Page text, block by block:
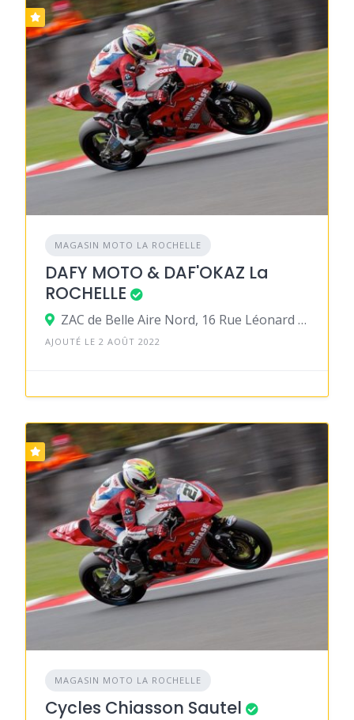
MAGASIN MOTO LA ROCHELLE
DAFY MOTO & DAF'OKAZ La
ROCHELLE
ZAC de Belle Aire Nord, 16 Rue Léonard de Vinci, 17440 Aytré
AJOUTÉ LE 2 AOÛT 2022
MAGASIN MOTO LA ROCHELLE
Cycles Chiasson Sautel